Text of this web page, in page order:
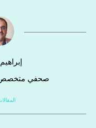
صحفي متخصص
المقالات: